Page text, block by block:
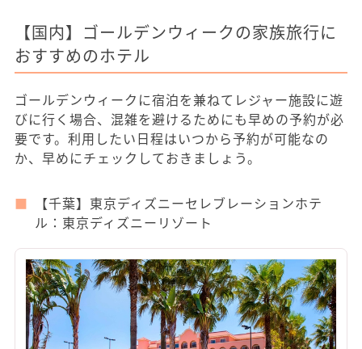
【国内】ゴールデンウィークの家族旅行に
おすすめのホテル
ゴールデンウィークに宿泊を兼ねてレジャー施設に遊
びに行く場合、混雑を避けるためにも早めの予約が必
要です。利用したい日程はいつから予約が可能なの
か、早めにチェックしておきましょう。
【千葉】東京ディズニーセレブレーションホテ
ル：東京ディズニーリゾート